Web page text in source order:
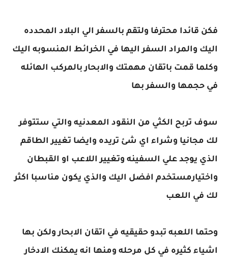
فكن قائدا محترفا ولتقم بالسفر الي البلاد المحدده
اليك والمراد السفر اليها في الخرائط المنسوبه اليك
وكلما قمت باتقان مهمتك والابحار بالمركب الهائله
في حجمها والسفر بها
سوف تربح الكثي من النقود المعدنيه والتي ستتوفر
لك مجانيا وشراء اي شئ تريده وايضا تغيير الطاقم
الذي يوجد علي السفينه وتغيير اللاعب او القبطان
واختيارمستخدم افضل اليك والذي يكون مناسبا اكثر
لك في اللعب
وحتما اللعبه تبدو حقيقيه في اتقان الابحار ولكن بها
اشياء كثيره في كل مرحله ومنها انه يمكنك الادخار